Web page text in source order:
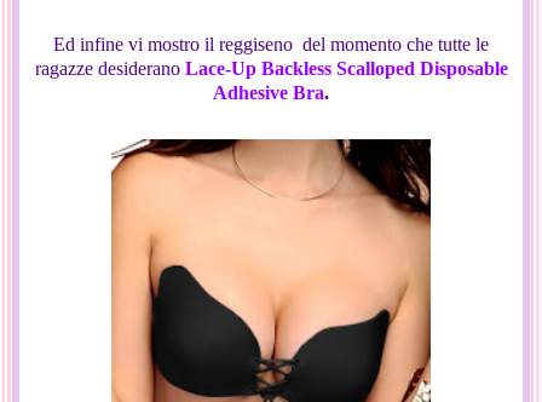
Ed infine vi mostro il reggiseno del momento che tutte le
ragazze desiderano Lace-Up Backless Scalloped Disposable
Adhesive Bra.